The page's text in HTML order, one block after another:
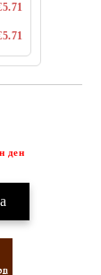
ден